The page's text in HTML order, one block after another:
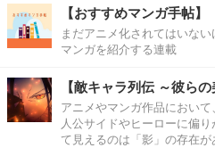
【おすすめマンガ手帖】
まだアニメ化されてはいな
マンガを紹介する連載
【敵キャラ列伝 ～彼ら
アニメやマンガ作品におい
人公サイドやヒーローに偏
て見えるのは「影」の存在